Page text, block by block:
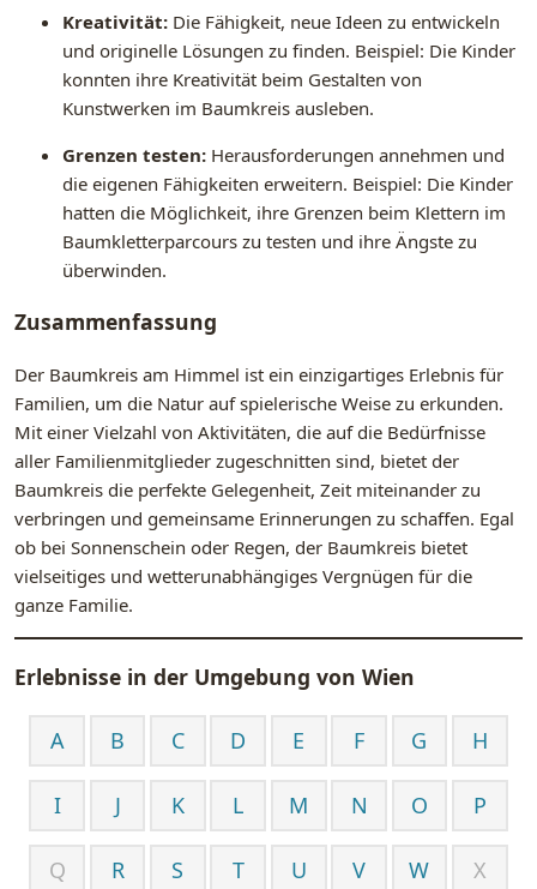
Kreativität: Die Fähigkeit, neue Ideen zu entwickeln
und originelle Lösungen zu finden. Beispiel: Die Kinder
konnten ihre Kreativität beim Gestalten von
Kunstwerken im Baumkreis ausleben.
Grenzen testen: Herausforderungen annehmen und
die eigenen Fähigkeiten erweitern. Beispiel: Die Kinder
hatten die Möglichkeit, ihre Grenzen beim Klettern im
Baumkletterparcours zu testen und ihre Ängste zu
überwinden.
Zusammenfassung
Der Baumkreis am Himmel ist ein einzigartiges Erlebnis für
Familien, um die Natur auf spielerische Weise zu erkunden.
Mit einer Vielzahl von Aktivitäten, die auf die Bedürfnisse
aller Familienmitglieder zugeschnitten sind, bietet der
Baumkreis die perfekte Gelegenheit, Zeit miteinander zu
verbringen und gemeinsame Erinnerungen zu schaffen. Egal
ob bei Sonnenschein oder Regen, der Baumkreis bietet
vielseitiges und wetterunabhängiges Vergnügen für die
ganze Familie.
Erlebnisse in der Umgebung von Wien
A B C D E F G H
I J K L M N O P
Q R S T U V W X